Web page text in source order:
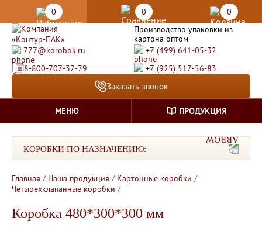
0 0
0
Производство упаковки из
картона оптом
777@korobok.ru
+7 (499) 641-05-32
8-800-707-37-79
+7 (925) 517-56-83
Заказать звонок
МЕНЮ ПРОДУКЦИЯ
КОРОБКИ ПО НАЗНАЧЕНИЮ:
Главная / Наша продукция / Картонные коробки /
Четырехклапанные коробки /
Коробка 480*300*300 мм